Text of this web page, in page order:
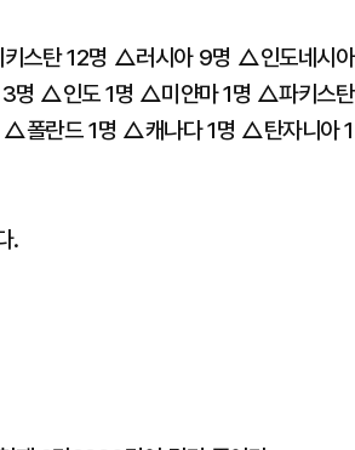
스탄 12명 △러시아 9명 △인도네시아
△인도 1명 △미얀마 1명 △파키스탄
폴란드 1명 △캐나다 1명 △탄자니아 1
.